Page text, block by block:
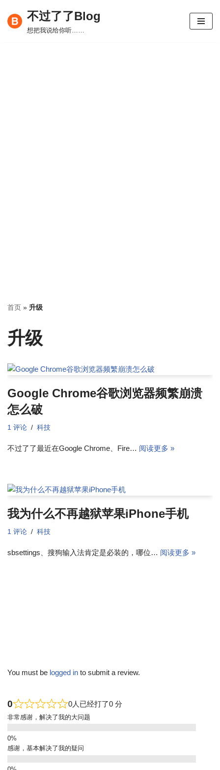
跳
不过了了Blog
想把我说给你听……
首页 » 升级
升级
Google Chrome谷歌浏览器频繁崩溃
怎么破
1 评论 科技
不过了了最近在Google Chrome、Fire… 阅读更多 »
我为什么不再越狱苹果iPhone手机
1 评论 科技
sbsettings、搜狗输入法肯定是必装的，哪位… 阅读更多 »
You must be logged in to submit a review.
0 0人已经打了0 分
非常感谢，解决了我的大问题
感谢，基本解决了我的疑问